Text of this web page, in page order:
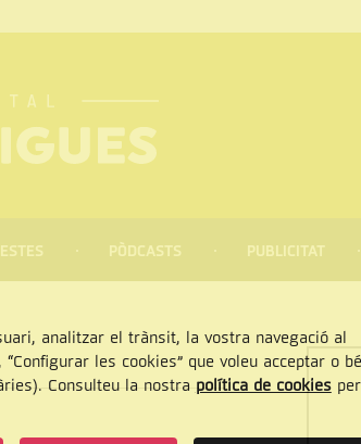
PÒDCASTS PUBLICITAT
analitzar el trànsit, la vostra navegació al
les cookies” que voleu acceptar o bé
Consulteu la nostra política de cookiesper